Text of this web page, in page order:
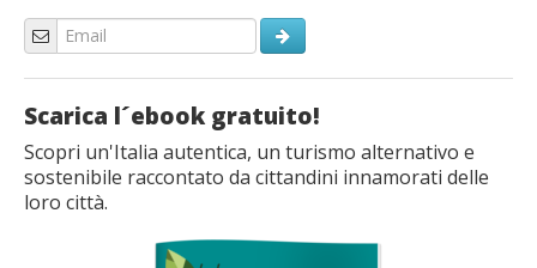
Scarica l´ebook gratuito!
Scopri un'Italia autentica, un turismo alternativo e
sostenibile raccontato da cittandini innamorati delle
loro città.